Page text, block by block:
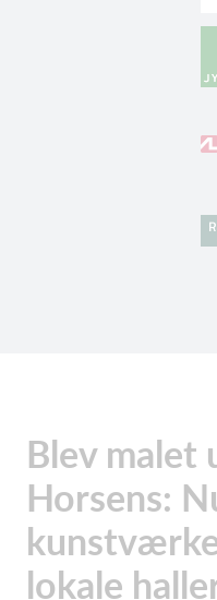
Blev malet
Horsens:
lokale